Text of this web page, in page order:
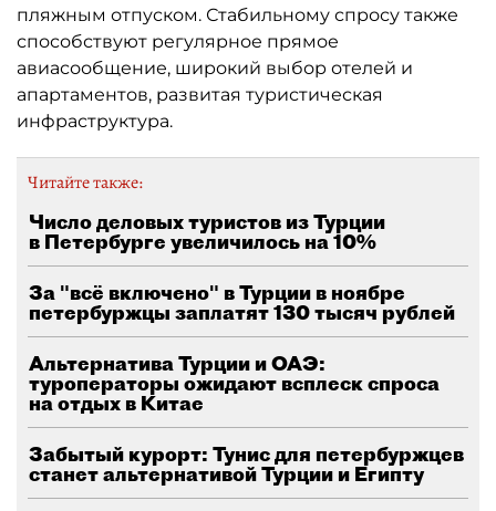
пляжным отпуском. Стабильному спросу также
способствуют регулярное прямое
авиасообщение, широкий выбор отелей и
апартаментов, развитая туристическая
инфраструктура.
Читайте также:
Число деловых туристов из Турции
в Петербурге увеличилось на 10%
За "всё включено" в Турции в ноябре
петербуржцы заплатят 130 тысяч рублей
Альтернатива Турции и ОАЭ:
туроператоры ожидают всплеск спроса
на отдых в Китае
Забытый курорт: Тунис для петербуржцев
станет альтернативой Турции и Египту